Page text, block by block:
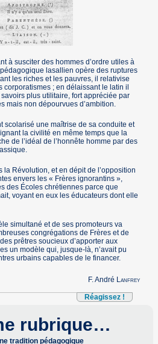
à susciter des hommes d’ordre utiles à
pédagogique lasallien opère des ruptures
les riches et les pauvres, il relativise
corporatismes ; en délaissant le latin il
plus utilitaire, fort appréciée par
mais non dépourvues d’ambition.
scolarisé une maîtrise de sa conduite et
la civilité en même temps que la
de l’idéal de l’honnête homme par des
la Révolution, et en dépit de l’opposition
envers les « Frères ignorantins »,
des Écoles chrétiennes parce que
voyant en eux les éducateurs dont elle
simultané et de ses promoteurs va
congrégations de Frères et de
prêtres soucieux d’apporter aux
un modèle qui, jusque-là, n’avait pu
urbains capables de le financer.
F. André Lanfrey
Réagissez !
rubrique…
tradition pédagogique